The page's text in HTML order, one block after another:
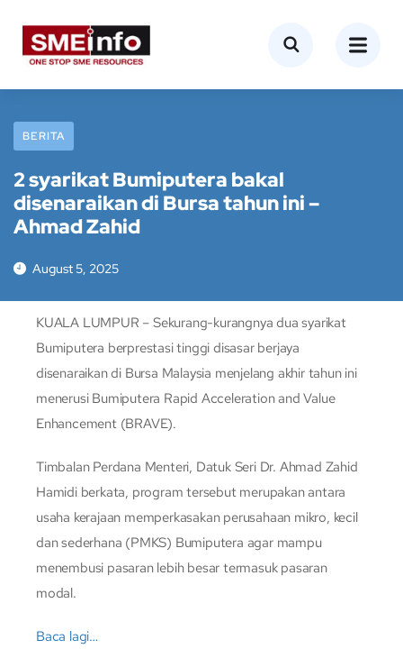
BERITA
2 syarikat Bumiputera bakal
disenaraikan di Bursa tahun ini –
Ahmad Zahid
August 5, 2025
KUALA LUMPUR – Sekurang-kurangnya dua syarikat
Bumiputera berprestasi tinggi disasar berjaya
disenaraikan di Bursa Malaysia menjelang akhir tahun ini
menerusi Bumiputera Rapid Acceleration and Value
Enhancement (BRAVE).
Timbalan Perdana Menteri, Datuk Seri Dr. Ahmad Zahid
Hamidi berkata, program tersebut merupakan antara
usaha kerajaan memperkasakan perusahaan mikro, kecil
dan sederhana (PMKS) Bumiputera agar mampu
menembusi pasaran lebih besar termasuk pasaran
modal.
Baca lagi…